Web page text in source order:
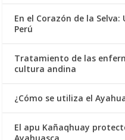
En el Corazón de la Selva:
Perú
Tratamiento de las
cultura andina
¿Cómo se utiliza el
El apu Kañaqhuay